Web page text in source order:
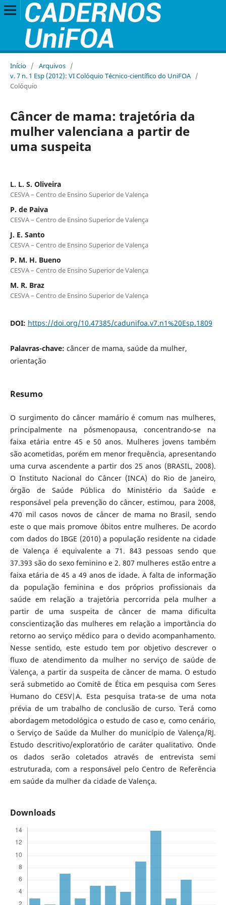
Início / Arquivos /
v. 7 n. 1 Esp (2012): VI Colóquio Técnico-científico do UniFOA /
Colóquio
Câncer de mama: trajetória da
mulher valenciana a partir de
uma suspeita
L. L. S. Oliveira
CESVA – Centro de Ensino Superior de Valença
P. de Paiva
CESVA – Centro de Ensino Superior de Valença
J. E. Santo
CESVA – Centro de Ensino Superior de Valença
P. M. H. Bueno
CESVA – Centro de Ensino Superior de Valença
M. R. Braz
CESVA – Centro de Ensino Superior de Valença
DOI: https://doi.org/10.47385/cadunifoa.v7.n1%20Esp.1809
Palavras-chave: câncer de mama, saúde da mulher,
orientação
Resumo
O surgimento do câncer mamário é comum nas mulheres,
principalmente na pósmenopausa, concentrando-se na
faixa etária entre 45 e 50 anos. Mulheres jovens também
são acometidas, porém em menor frequência, apresentando
uma curva ascendente a partir dos 25 anos (BRASIL, 2008).
O Instituto Nacional do Câncer (INCA) do Rio de Janeiro,
órgão de Saúde Pública do Ministério da Saúde e
responsável pela prevenção do câncer, estimou, para 2008,
470 mil casos novos de câncer de mama no Brasil, sendo
este o que mais promove óbitos entre mulheres. De acordo
com dados do IBGE (2010) a população residente na cidade
de Valença é equivalente a 71. 843 pessoas sendo que
37.393 são do sexo feminino e 2. 807 mulheres estão entre a
faixa etária de 45 a 49 anos de idade. A falta de informação
da população feminina e dos próprios profissionais da
saúde em relação a trajetória percorrida pela mulher a
partir de uma suspeita de câncer de mama dificulta
conscientização das mulheres em relação a importância do
retorno ao serviço médico para o devido acompanhamento.
Nesse sentido, este estudo tem por objetivo descrever o
fluxo de atendimento da mulher no serviço de saúde de
Valença, a partir da suspeita de câncer de mama. O estudo
será submetido ao Comitê de Ética em pesquisa com Seres
Humano do CESV|A. Esta pesquisa trata-se de uma nota
prévia de um trabalho de conclusão de curso. Terá como
abordagem metodológica o estudo de caso e, como cenário,
o Serviço de Saúde da Mulher do município de Valença/RJ.
Estudo descritivo/exploratório de caráter qualitativo. Onde
os dados serão coletados através de entrevista semi
estruturada, com a responsável pelo Centro de Referência
em saúde da mulher da cidade de Valença.
Downloads